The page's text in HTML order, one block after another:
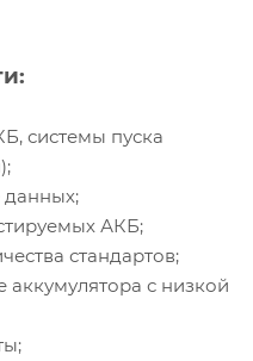
системы пуска
данных;
АКБ;
стандартов;
аккумулятора с низкой